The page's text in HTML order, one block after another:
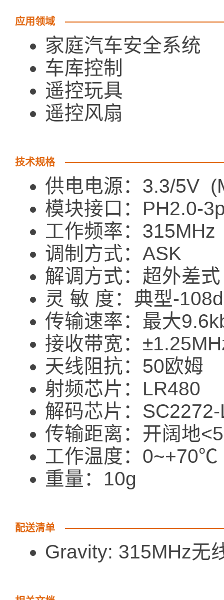
应用领域
家庭汽车安全系统
车库控制
遥控玩具
遥控风扇
技术规格
供电电源：3.3/5V
模块接口：PH2.0-
工作频率：315MHz
调制方式：ASK
解调方式：超外差式
灵 敏 度：典型-
传输速率：最大
接收带宽：
天线阻抗：50欧姆
射频芯片：LR480
解码芯片：
传输距离：开阔地
工作温度：0~+70℃
重量：10g
配送清单
Gravity: 315MHz无